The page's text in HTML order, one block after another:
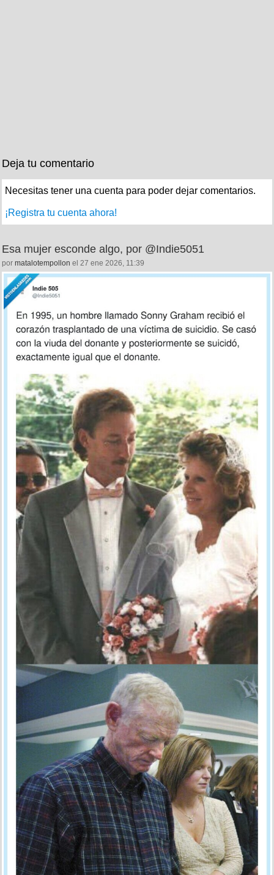
Deja tu comentario
Necesitas tener una cuenta para poder dejar comentarios.
¡Registra tu cuenta ahora!
Esa mujer esconde algo, por @Indie5051
por matalotempollon el 27 ene 2026, 11:39